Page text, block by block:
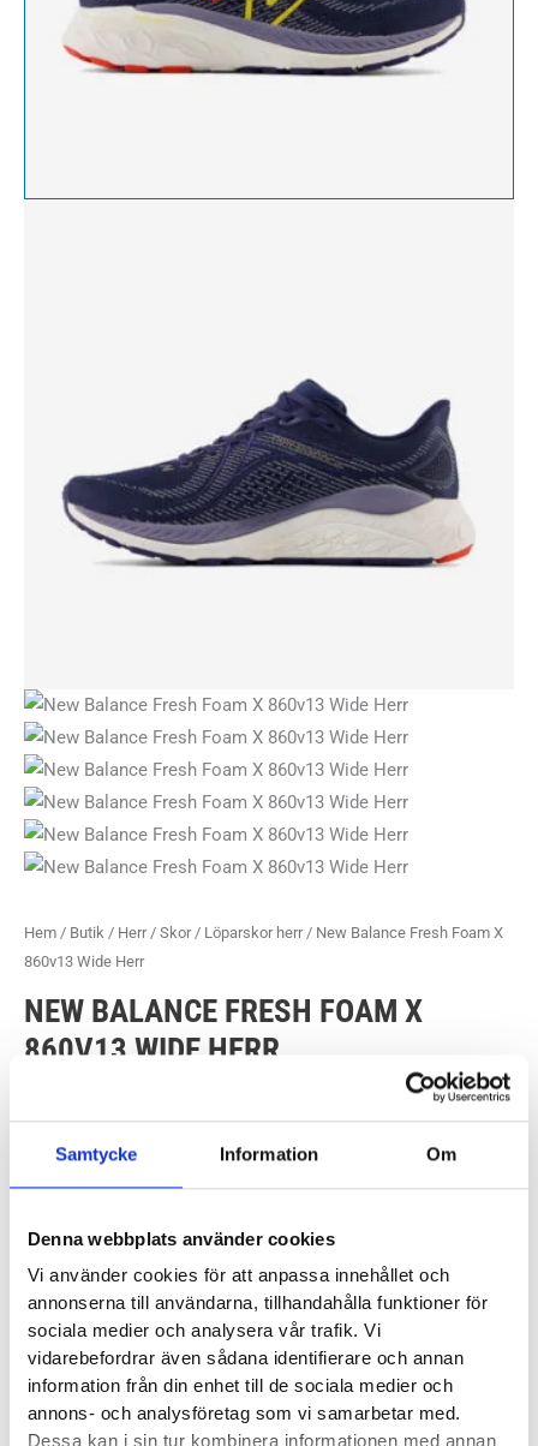
Samtycke Information Om
Denna webbplats använder cookies
Vi använder cookies för att anpassa innehållet och
annonserna till användarna, tillhandahålla funktioner för
sociala medier och analysera vår trafik. Vi
vidarebefordrar även sådana identifierare och annan
information från din enhet till de sociala medier och
annons- och analysföretag som vi samarbetar med.
Dessa kan i sin tur kombinera informationen med annan
Hem / Butik / Herr/ Skor/ Löparskor herr/ New Balance Fresh Foam X
860v13 Wide Herr
NEW BALANCE FRESH FOAM X
860V13 WIDE HERR
Pronationsstöd
Utmärkt stötdämpning
Bred läst för dig med bredare fötter
Slutsåld i lager. Kolla in uppdateringen av den här
skomodellen och resten av våra skor från New Balance
[popup_anything id=”9875″]
Färg